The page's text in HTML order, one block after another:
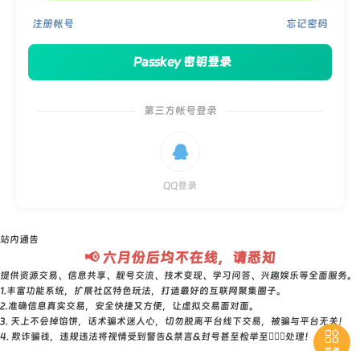
忘记密码
注册帐号
Passkey 密钥登录
第三方帐号登录

QQ登录

站内通告
📢 六月份后均不在线，请悉知
提供资源交易、信息共享、靓号交流、技术变现、学习问答、兴趣娱乐等全面服务。
1.丰富功能系统，扩展社区特色玩法，打造最好的互联网聚集圈子。
2.准确信息真实交易，安全快捷又方便，让虚拟交易面对面。
3. 天上不会掉馅饼，话术骗术迷人心，切勿脱离平台线下交易，被骗与平台无关！
4. 欺诈骗钱，违规违法将视情受到警告&禁言&封号甚至检举至👮🏻‍♀️处理！